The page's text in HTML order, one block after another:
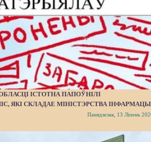
ІСТОТНА ПАПОЎНІЛІ
ЯКІ СКЛАДАЕ МІНІСТЭРСТВА
Панядзелак, 13 Ліпень